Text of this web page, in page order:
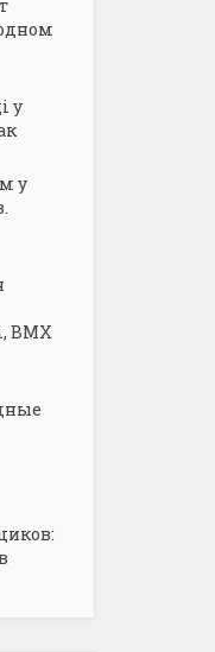
у
у
BMX